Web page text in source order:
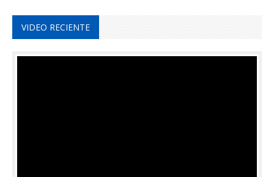
VIDEO RECIENTE